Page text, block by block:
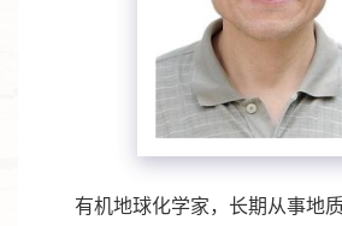
有机地球化学家，长期从事地